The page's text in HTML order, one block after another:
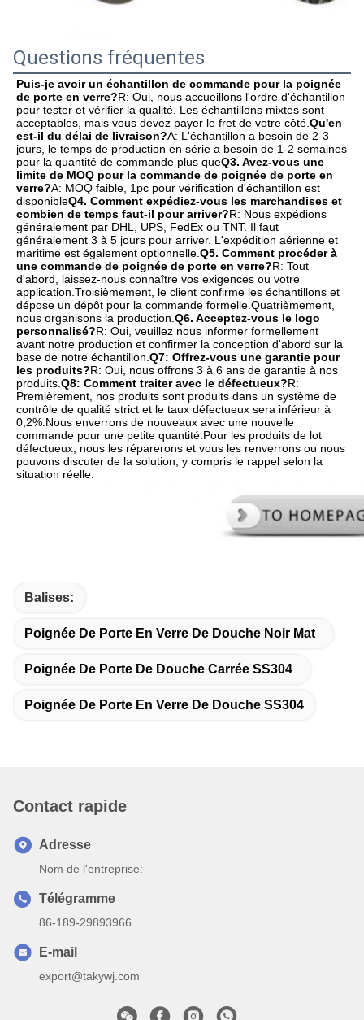
Questions fréquentes
Puis-je avoir un échantillon de commande pour la poignée
de porte en verre?R: Oui, nous accueillons l'ordre d'échantillon
pour tester et vérifier la qualité. Les échantillons mixtes sont
acceptables, mais vous devez payer le fret de votre côté. Qu'en
est-il du délai de livraison?A: L'échantillon a besoin de 2-3
jours, le temps de production en série a besoin de 1-2 semaines
pour la quantité de commande plus queQ3. Avez-vous une
limite de MOQ pour la commande de poignée de porte en
verre?A: MOQ faible, 1pc pour vérification d'échantillon est
disponibleQ4. Comment expédiez-vous les marchandises et
combien de temps faut-il pour arriver?R: Nous expédions
généralement par DHL, UPS, FedEx ou TNT. Il faut
généralement 3 à 5 jours pour arriver. L'expédition aérienne et
maritime est également optionnelle. Q5. Comment procéder à
une commande de poignée de porte en verre?R: Tout
d'abord, laissez-nous connaître vos exigences ou votre
application.Troisièmement, le client confirme les échantillons et
dépose un dépôt pour la commande formelle.Quatrièmement,
nous organisons la production. Q6. Acceptez-vous le logo
personnalisé?R: Oui, veuillez nous informer formellement
avant notre production et confirmer la conception d'abord sur la
base de notre échantillon. Q7: Offrez-vous une garantie pour
les produits?R: Oui, nous offrons 3 à 6 ans de garantie à nos
produits. Q8: Comment traiter avec le défectueux?R:
Premièrement, nos produits sont produits dans un système de
contrôle de qualité strict et le taux défectueux sera inférieur à
0,2%.Nous enverrons de nouveaux avec une nouvelle
commande pour une petite quantité.Pour les produits de lot
défectueux, nous les réparerons et vous les renverrons ou nous
pouvons discuter de la solution, y compris le rappel selon la
situation réelle.
Balises:
Poignée De Porte En Verre De Douche Noir Mat
Poignée De Porte De Douche Carrée SS304
Poignée De Porte En Verre De Douche SS304
Contact rapide
Adresse
Nom de l'entreprise:
Télégramme
86-189-29893966
E-mail
export@takywj.com